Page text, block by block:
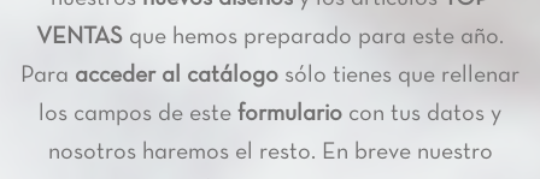
VENTAS que hemos preparado para este año.
Para acceder al catálogo sólo tienes que rellenar
los campos de este formulario con tus datos y
nosotros haremos el resto. En breve nuestro